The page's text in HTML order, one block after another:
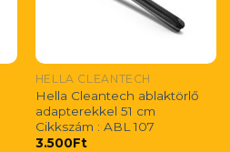
HELLA CLEANTECH
Hella Cleantech ablaktörlő
adapterekkel 51 cm
Cikkszám : ABL 107
3.500Ft